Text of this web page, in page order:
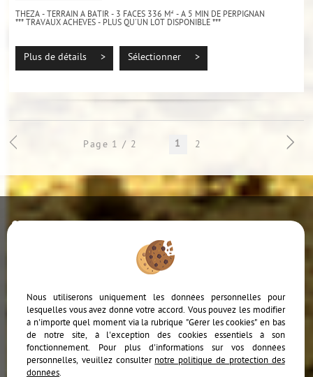
THEZA - TERRAIN A BATIR - 3 FACES 336 M² - A 5 MIN DE PERPIGNAN
*** TRAVAUX ACHEVES - PLUS QU'UN LOT DISPONIBLE ***
5 minutes de...
Plus de détails > Sélectionner >
Page 1 / 2 1 2
Nous utiliserons uniquement les données personnelles pour
lesquelles vous avez donné votre accord. Vous pouvez les modifier
à n'importe quel moment via la rubrique "Gérer les cookies" en bas
de notre site, à l'exception des cookies essentiels à son
fonctionnement. Pour plus d'informations sur vos données
personnelles, veuillez consulter notre politique de protection des
données.